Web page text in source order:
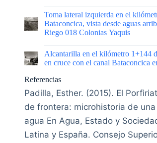
|
Toma lateral izquierda en el
Bataconcica, vista desde aguas
Riego 018 Colonias Yaquis
Alcantarilla en el kilómetro 1+144
en cruce con el canal Bataconcica
Referencias
Padilla, Esther. (2015). El
de frontera: microhistoria de
agua En Agua, Estado y
Latina y España. Consejo